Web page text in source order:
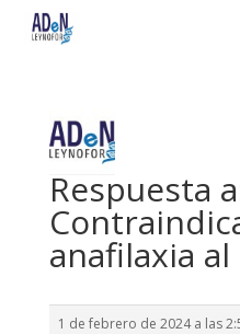
Respuesta
anafilaxia
1 de febrero de 2024 a las